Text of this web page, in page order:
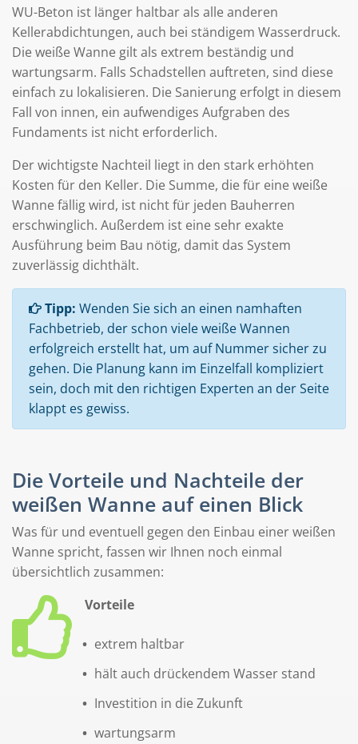
WU-Beton ist länger haltbar als alle anderen
Kellerabdichtungen, auch bei ständigem Wasserdruck.
Die weiße Wanne gilt als extrem beständig und
wartungsarm. Falls Schadstellen auftreten, sind diese
einfach zu lokalisieren. Die Sanierung erfolgt in diesem
Fall von innen, ein aufwendiges Aufgraben des
Fundaments ist nicht erforderlich.
Der wichtigste Nachteil liegt in den stark erhöhten
Kosten für den Keller. Die Summe, die für eine weiße
Wanne fällig wird, ist nicht für jeden Bauherren
erschwinglich. Außerdem ist eine sehr exakte
Ausführung beim Bau nötig, damit das System
zuverlässig dichthält.
Tipp: Wenden Sie sich an einen namhaften
Fachbetrieb, der schon viele weiße Wannen
erfolgreich erstellt hat, um auf Nummer sicher zu
gehen. Die Planung kann im Einzelfall kompliziert
sein, doch mit den richtigen Experten an der Seite
klappt es gewiss.
Die Vorteile und Nachteile der
weißen Wanne auf einen Blick
Was für und eventuell gegen den Einbau einer weißen
Wanne spricht, fassen wir Ihnen noch einmal
übersichtlich zusammen:
Vorteile
extrem haltbar
hält auch drückendem Wasser stand
Investition in die Zukunft
wartungsarm